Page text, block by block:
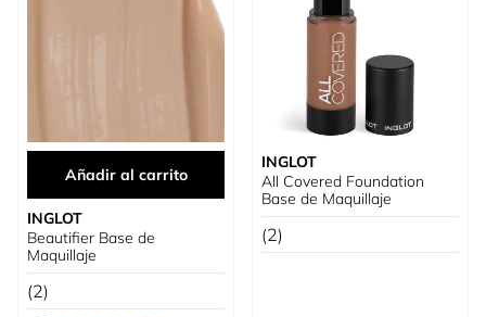
Añadir al carrito
INGLOT
Beautifier Base de
Maquillaje
(2)
INGLOT
All Covered Foundation
Base de Maquillaje
(2)